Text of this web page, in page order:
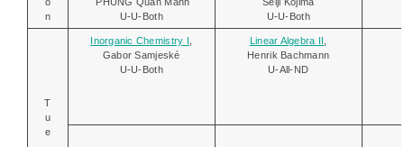
n
U-U-Both
U-U-Both
T
u
e
Inorganic Chemistry I
GaborSamjeské
U-U-Both
Linear Algebra II
Henrik Bachmann
U-All-ND